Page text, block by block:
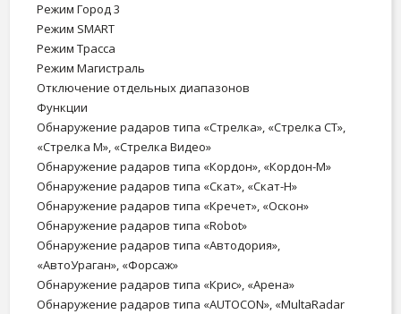
Режим Город 3
Режим SMART
Режим Трасса
Режим Магистраль
Отключение отдельных диапазонов
Функции
Обнаружение радаров типа «Стрелка», «Стрелка СТ»,
«Стрелка М», «Стрелка Видео»
Обнаружение радаров типа «Кордон», «Кордон-М»
Обнаружение радаров типа «Скат», «Скат-H»
Обнаружение радаров типа «Кречет», «Оскон»
Обнаружение радаров типа «Robot»
Обнаружение радаров типа «Автодория»,
«АвтоУраган», «Форсаж»
Обнаружение радаров типа «Крис», «Арена»
Обнаружение радаров типа «AUTOCON», «MultaRadar